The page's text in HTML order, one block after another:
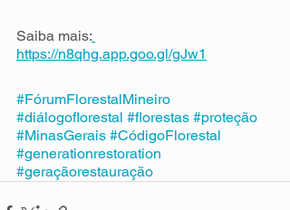
Saiba mais:
https://n8qhg.app.goo.gl/gJw1
#FórumFlorestalMineiro
#diálogoflorestal #florestas #proteção
#MinasGerais #CódigoFlorestal
#generationrestoration
#geraçãorestauração